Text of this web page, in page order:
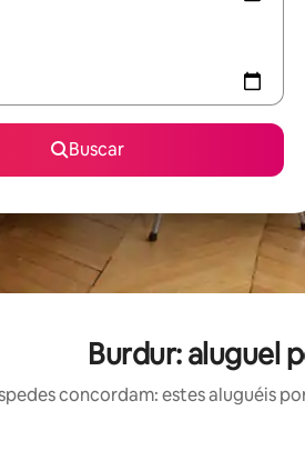
Buscar
Burdur: aluguel
concordam: estes aluguéis